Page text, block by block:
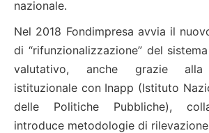
nazionale.
Nel 2018 Fondimpresa avvia il
di “rifunzionalizzazione” del
valutativo, anche grazie alla
istituzionale con Inapp (Istituto
delle Politiche Pubbliche),
introduce metodologie di